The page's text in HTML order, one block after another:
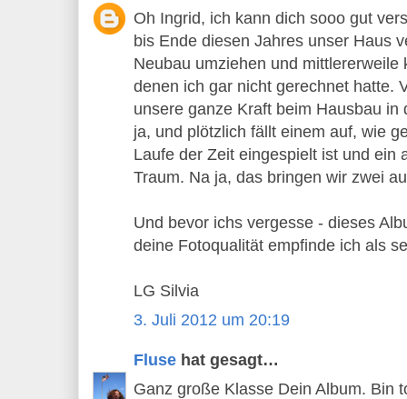
Oh Ingrid, ich kann dich sooo gut
bis Ende diesen Jahres unser Haus
Neubau umziehen und mittlererweile
denen ich gar nicht gerechnet hatte.
unsere ganze Kraft beim Hausbau in
ja, und plötzlich fällt einem auf, wie
Laufe der Zeit eingespielt ist und ein
Traum. Na ja, das bringen wir zwei
Und bevor ichs vergesse - dieses
deine Fotoqualität empfinde ich als
LG Silvia
3. Juli 2012 um 20:19
Fluse hat gesagt…
Ganz große Klasse Dein Album. Bin